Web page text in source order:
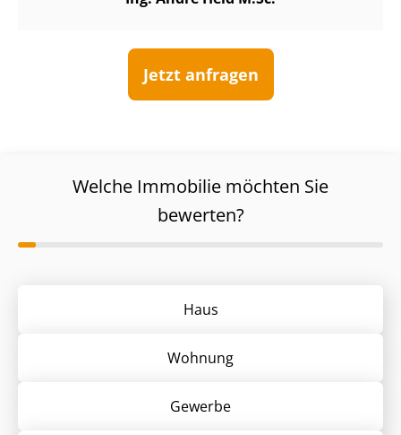
Jetzt anfragen
Welche Immobilie möchten Sie
bewerten?
Haus
Wohnung
Gewerbe